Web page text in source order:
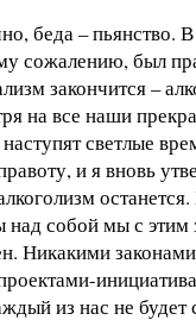
беда – пьянство.
сожалению, был
закончится –
на все наши
светлые
и я вновь
останется.
над собой мы с этим
Никакими
из нас не будет